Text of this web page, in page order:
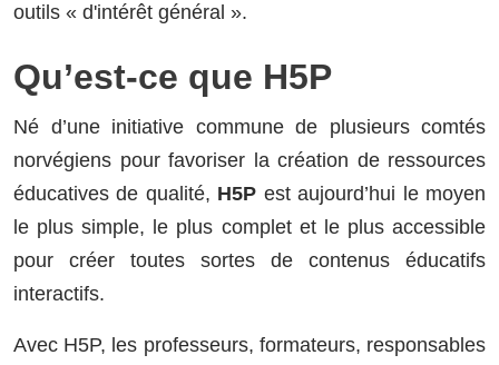
outils « d'intérêt général ».
Qu’est-ce que H5P
Né d’une initiative commune de plusieurs comtés
norvégiens pour favoriser la création de ressources
éducatives de qualité, H5P est aujourd’hui le moyen
le plus simple, le plus complet et le plus accessible
pour créer toutes sortes de contenus éducatifs
interactifs.
Avec H5P, les professeurs, formateurs, responsables